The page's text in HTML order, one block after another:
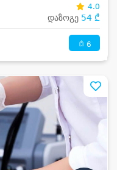
4.0
დაზოგე 54 ₾
6